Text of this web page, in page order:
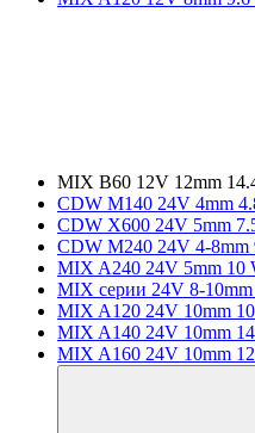
MIX B60 12V 12mm
CDW M140 24V 4mm
CDW X600 24V 5mm
CDW M240 24V 4-8mm
MIX A240 24V 5mm 10
MIX серии 24V 8-
MIX A120 24V 10mm
MIX A140 24V 10mm
MIX A160 24V 10mm